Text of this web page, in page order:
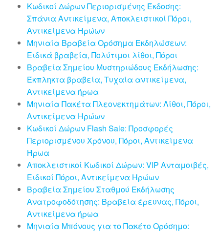
Κωδικοί Δώρων Περιορισμένης Έκδοσης:
Σπάνια Αντικείμενα, Αποκλειστικοί Πόροι,
Αντικείμενα Ηρώων
Μηνιαία Βραβεία Ορόσημα Εκδηλώσεων:
Ειδικά βραβεία, Πολύτιμοι λίθοι, Πόροι
Βραβεία Σημείου Μυστηριώδους Εκδήλωσης:
Έκπληκτα βραβεία, Τυχαία αντικείμενα,
Αντικείμενα ήρωα
Μηνιαία Πακέτα Πλεονεκτημάτων: Λίθοι, Πόροι,
Αντικείμενα Ηρώων
Κωδικοί Δώρων Flash Sale: Προσφορές
Περιορισμένου Χρόνου, Πόροι, Αντικείμενα
Ήρωα
Αποκλειστικοί Κωδικοί Δώρων: VIP Ανταμοιβές,
Ειδικοί Πόροι, Αντικείμενα Ηρώων
Βραβεία Σημείου Σταθμού Εκδήλωσης
Ανατροφοδότησης: Βραβεία έρευνας, Πόροι,
Αντικείμενα ήρωα
Μηνιαία Μπόνους για το Πακέτο Ορόσημο: